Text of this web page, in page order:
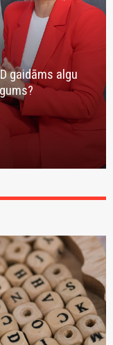
gaidāms algu